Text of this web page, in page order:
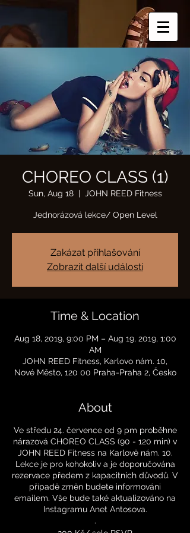
CHOREO CLASS (1)
Sun, Aug 18
  |
JOHN REED Fitness
Jednorázová lekce/ Open Level
Zakázat přihlašování
Zobrazit další události
Time & Location
Aug 18, 2019, 9:00 PM – Aug 19, 2019, 1:00
AM
JOHN REED Fitness, Karlovo nám. 10,
Nové Město, 120 00 Praha-Praha 2, Česko
About
Ve středu 24. července od 9 pm proběhne
nárazová CHOREO CLASS (90 - 120 min) v
JOHN REED Fitness na Karlově nám. 10.
Lekce je pro kohokoliv a je doporučována
rezervace předem z kapacitních důvodů. V
případě změn budete informováni
emailem. Vše bude také aktualizováno na
Instagramu Anet Antosova.
.